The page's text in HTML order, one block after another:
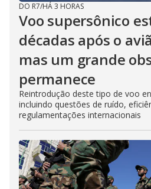
DO R7/HÁ 3 HORAS
Voo supersônico
décadas após o
mas um grande
permanece
Reintrodução deste tipo de voo
incluindo questões de ruído,
regulamentações internacionais